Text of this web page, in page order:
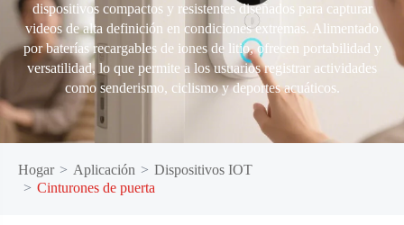
dispositivos compactos y resistentes diseñados para capturar
videos de alta definición en condiciones extremas. Alimentado
por baterías recargables de iones de litio, ofrecen portabilidad y
versatilidad, lo que permite a los usuarios registrar actividades
como senderismo, ciclismo y deportes acuáticos.
Hogar Aplicación
Dispositivos IOT
Cinturones de puerta